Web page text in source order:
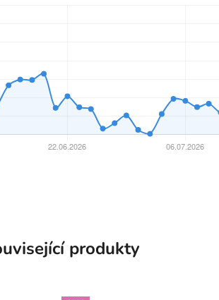
produkty